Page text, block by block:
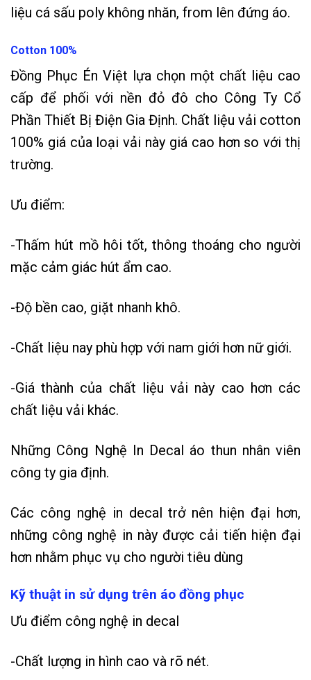
liệu cá sấu poly không nhăn, from lên đứng áo.
Cotton 100%
Đồng Phục Én Việt lựa chọn một chất liệu cao
cấp để phối với nền đỏ đô cho Công Ty Cổ
Phần Thiết Bị Điện Gia Định. Chất liệu vải cotton
100% giá của loại vải này giá cao hơn so với thị
trường.
Ưu điểm:
-Thấm hút mồ hôi tốt, thông thoáng cho người
mặc cảm giác hút ẩm cao.
-Độ bền cao, giặt nhanh khô.
-Chất liệu nay phù hợp với nam giới hơn nữ giới.
-Giá thành của chất liệu vải này cao hơn các
chất liệu vải khác.
Những Công Nghệ In Decal áo thun nhân viên
công ty gia định.
Các công nghệ in decal trở nên hiện đại hơn,
những công nghệ in này được cải tiến hiện đại
hơn nhằm phục vụ cho người tiêu dùng
Kỹ thuật in sử dụng trên áo đồng phục
Ưu điểm công nghệ in decal
-Chất lượng in hình cao và rõ nét.